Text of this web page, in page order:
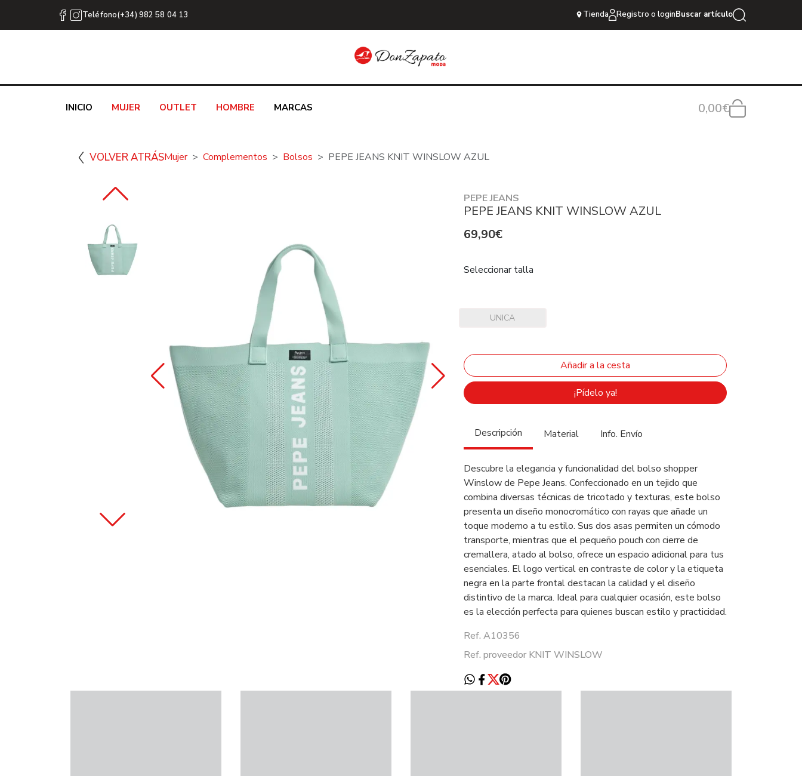
Teléfono(+34) 982 58 04 13 Tienda Registro o loginBuscar artículo
INICIO MUJER OUTLET HOMBRE MARCAS 0,00€
VOLVER ATRÁSMujer Complementos Bolsos PEPE JEANS KNIT WINSLOW AZUL
PEPE JEANS
PEPE JEANS KNIT WINSLOW AZUL
69,90€
Seleccionar talla
UNICA
¡Pídelo ya!
Descripción Material Info. Envío
Descubre la elegancia y funcionalidad del bolso shopper
Winslow de Pepe Jeans. Confeccionado en un tejido que
combina diversas técnicas de tricotado y texturas, este bolso
presenta un diseño monocromático con rayas que añade un
toque moderno a tu estilo. Sus dos asas permiten un cómodo
transporte, mientras que el pequeño pouch con cierre de
cremallera, atado al bolso, ofrece un espacio adicional para tus
esenciales. El logo vertical en contraste de color y la etiqueta
negra en la parte frontal destacan la calidad y el diseño
distintivo de la marca. Ideal para cualquier ocasión, este bolso
es la elección perfecta para quienes buscan estilo y practicidad.
Ref. A10356
Ref. proveedor KNIT WINSLOW